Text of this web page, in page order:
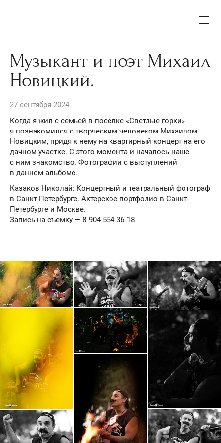
Музыкант и поэт Михаил
Новицкий.
27 сентября 2024
Когда я жил с семьей в поселке «Светлые горки»
я познакомился с творческим человеком Михаилом
Новицким, придя к нему на квартирный концерт на его
дачном участке. С этого момента и началось наше
с ним знакомство. Фотографии с выступлений
в данном альбоме.
Казаков Николай: Концертный и театральный фотограф
в Санкт-Петербурге. Актерское портфолио в Санкт-
Петербурге и Москве.
Запись на съемку — 8 904 554 36 18